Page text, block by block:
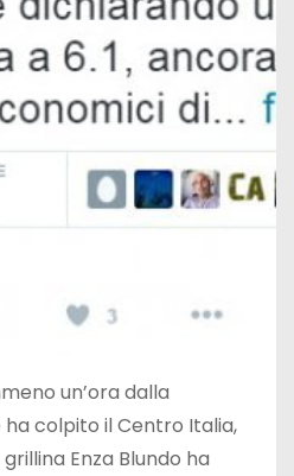
un’ora dalla
colpito il Centro Italia,
Enza Blundo ha